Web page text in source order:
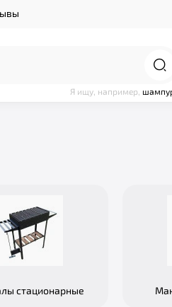
Я ищу, например,
стационарные